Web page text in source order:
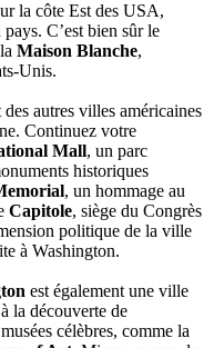
la côte Est des USA,
C’est bien sûr le
Maison Blanche,
Unis.
autres villes américaines
Continuez votre
Mall, un parc
historiques
, un hommage au
Capitole, siège du Congrès
politique de la ville
à Washington.
est également une ville
la découverte de
célèbres, comme la